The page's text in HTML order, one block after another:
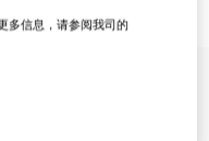
多信息，请参阅我司的